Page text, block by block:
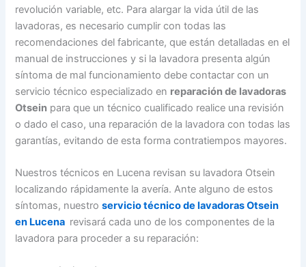
revolución variable, etc. Para alargar la vida útil de las
lavadoras, es necesario cumplir con todas las
recomendaciones del fabricante, que están detalladas en el
manual de instrucciones y si la lavadora presenta algún
síntoma de mal funcionamiento debe contactar con un
servicio técnico especializado en reparación de lavadoras
Otsein para que un técnico cualificado realice una revisión
o dado el caso, una reparación de la lavadora con todas las
garantías, evitando de esta forma contratiempos mayores.
Nuestros técnicos en Lucena revisan su lavadora Otsein
localizando rápidamente la avería. Ante alguno de estos
síntomas, nuestroservicio técnico de lavadoras Otsein
en Lucena revisará cada uno de los componentes de la
lavadora para proceder a su reparación: